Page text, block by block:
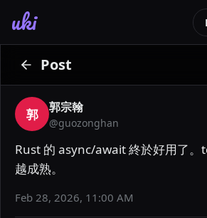
uki
Post
郭 郭宗翰
@guozonghan
Rust 的 async/await 終於好用了。
越成熟。
Feb 28, 2026, 11:00 AM